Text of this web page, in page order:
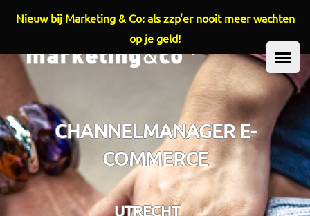
Overslaan en naar de inhoud gaan
HOOFDMENU
CHANNELMANAGER E-
COMMERCE
UTRECHT
Nieuw bij Marketing & Co: als zzp'er nooit meer wachten
op je geld!